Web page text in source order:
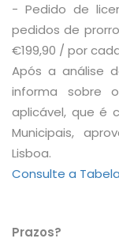
- Pedido de
pedidos de
€199,90 / por
Após a análise
informa sobre
aplicável, que é
Municipais,
Lisboa.
Consulte a
Prazos?